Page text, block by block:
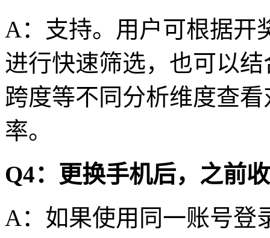
A：支持。用户可根据开
进行快速筛选，也可以
跨度等不同分析维度查
率。
Q4：更换手机后，之前
A：如果使用同一账号登